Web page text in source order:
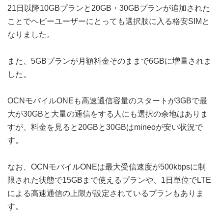
21日以降10GBプランと20GB・30GBプランが追加された
ことでヘビーユーザーにとっても選択肢に入る格安SIMと
なりました。
また、5GBプランが月額料金そのままで6GBに増量されま
した。
OCNモバイルONEも高速通信容量のスタートが3GBで最
大が30GBと大量の通信をする人にも選択の余地はありま
すが、料金を見ると20GBと30GBはmineoが安い状況で
す。
なお、OCNモバイルONEは最大受信速度が500kbpsに制
限された状態で15GBまで使えるプランや、1日単位でLTE
による高速通信の上限が設定されているプランもありま
す。